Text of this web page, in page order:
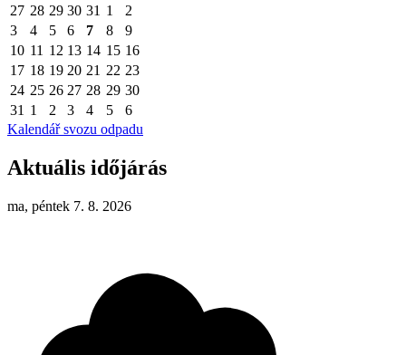
27 28 29 30 31 1
2
3
4 5 6 7 8
9
10 11 12 13 14 15 16
17 18 19 20 21 22 23
24 25 26 27 28 29 30
31 1 2 3 4 5
6
Kalendář svozu odpadu
Aktuális időjárás
ma, péntek 7. 8. 2026